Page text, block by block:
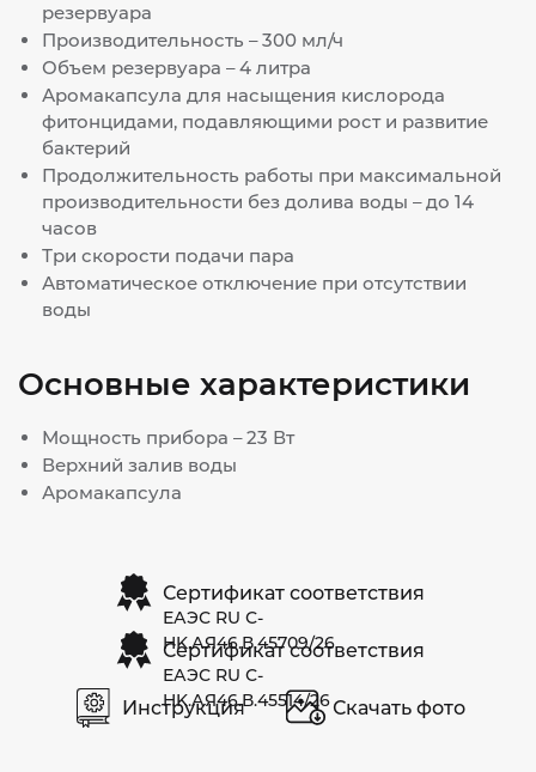
резервуара
Производительность – 300 мл/ч
Объем резервуара – 4 литра
Аромакапсула для насыщения кислорода
фитонцидами, подавляющими рост и развитие
бактерий
Продолжительность работы при максимальной
производительности без долива воды – до 14
часов
Три скорости подачи пара
Автоматическое отключение при отсутствии
воды
Основные характеристики
Мощность прибора – 23 Вт
Верхний залив воды
Аромакапсула
Сертификат соответствия
ЕАЭС RU С-
HK.АЯ46.В.45709/26
Сертификат соответствия
ЕАЭС RU С-
HK.АЯ46.В.45514/26
Инструкция Скачать фото